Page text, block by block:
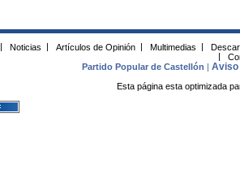
Noticias Artículos de Opinión Multimedias
Partido Popular de Castellón
|Aviso
Esta página esta optimizada